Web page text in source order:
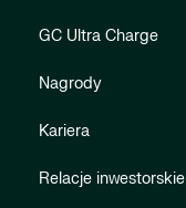
GC Ultra Charge
Nagrody
Kariera
Relacje inwestorskie